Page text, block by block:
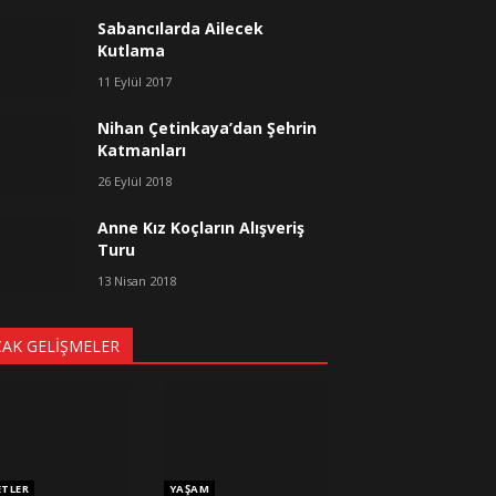
Sabancılarda Ailecek
Kutlama
11 Eylül 2017
Nihan Çetinkaya’dan Şehrin
Katmanları
26 Eylül 2018
Anne Kız Koçların Alışveriş
Turu
13 Nisan 2018
GELIŞMELER
YAŞAM